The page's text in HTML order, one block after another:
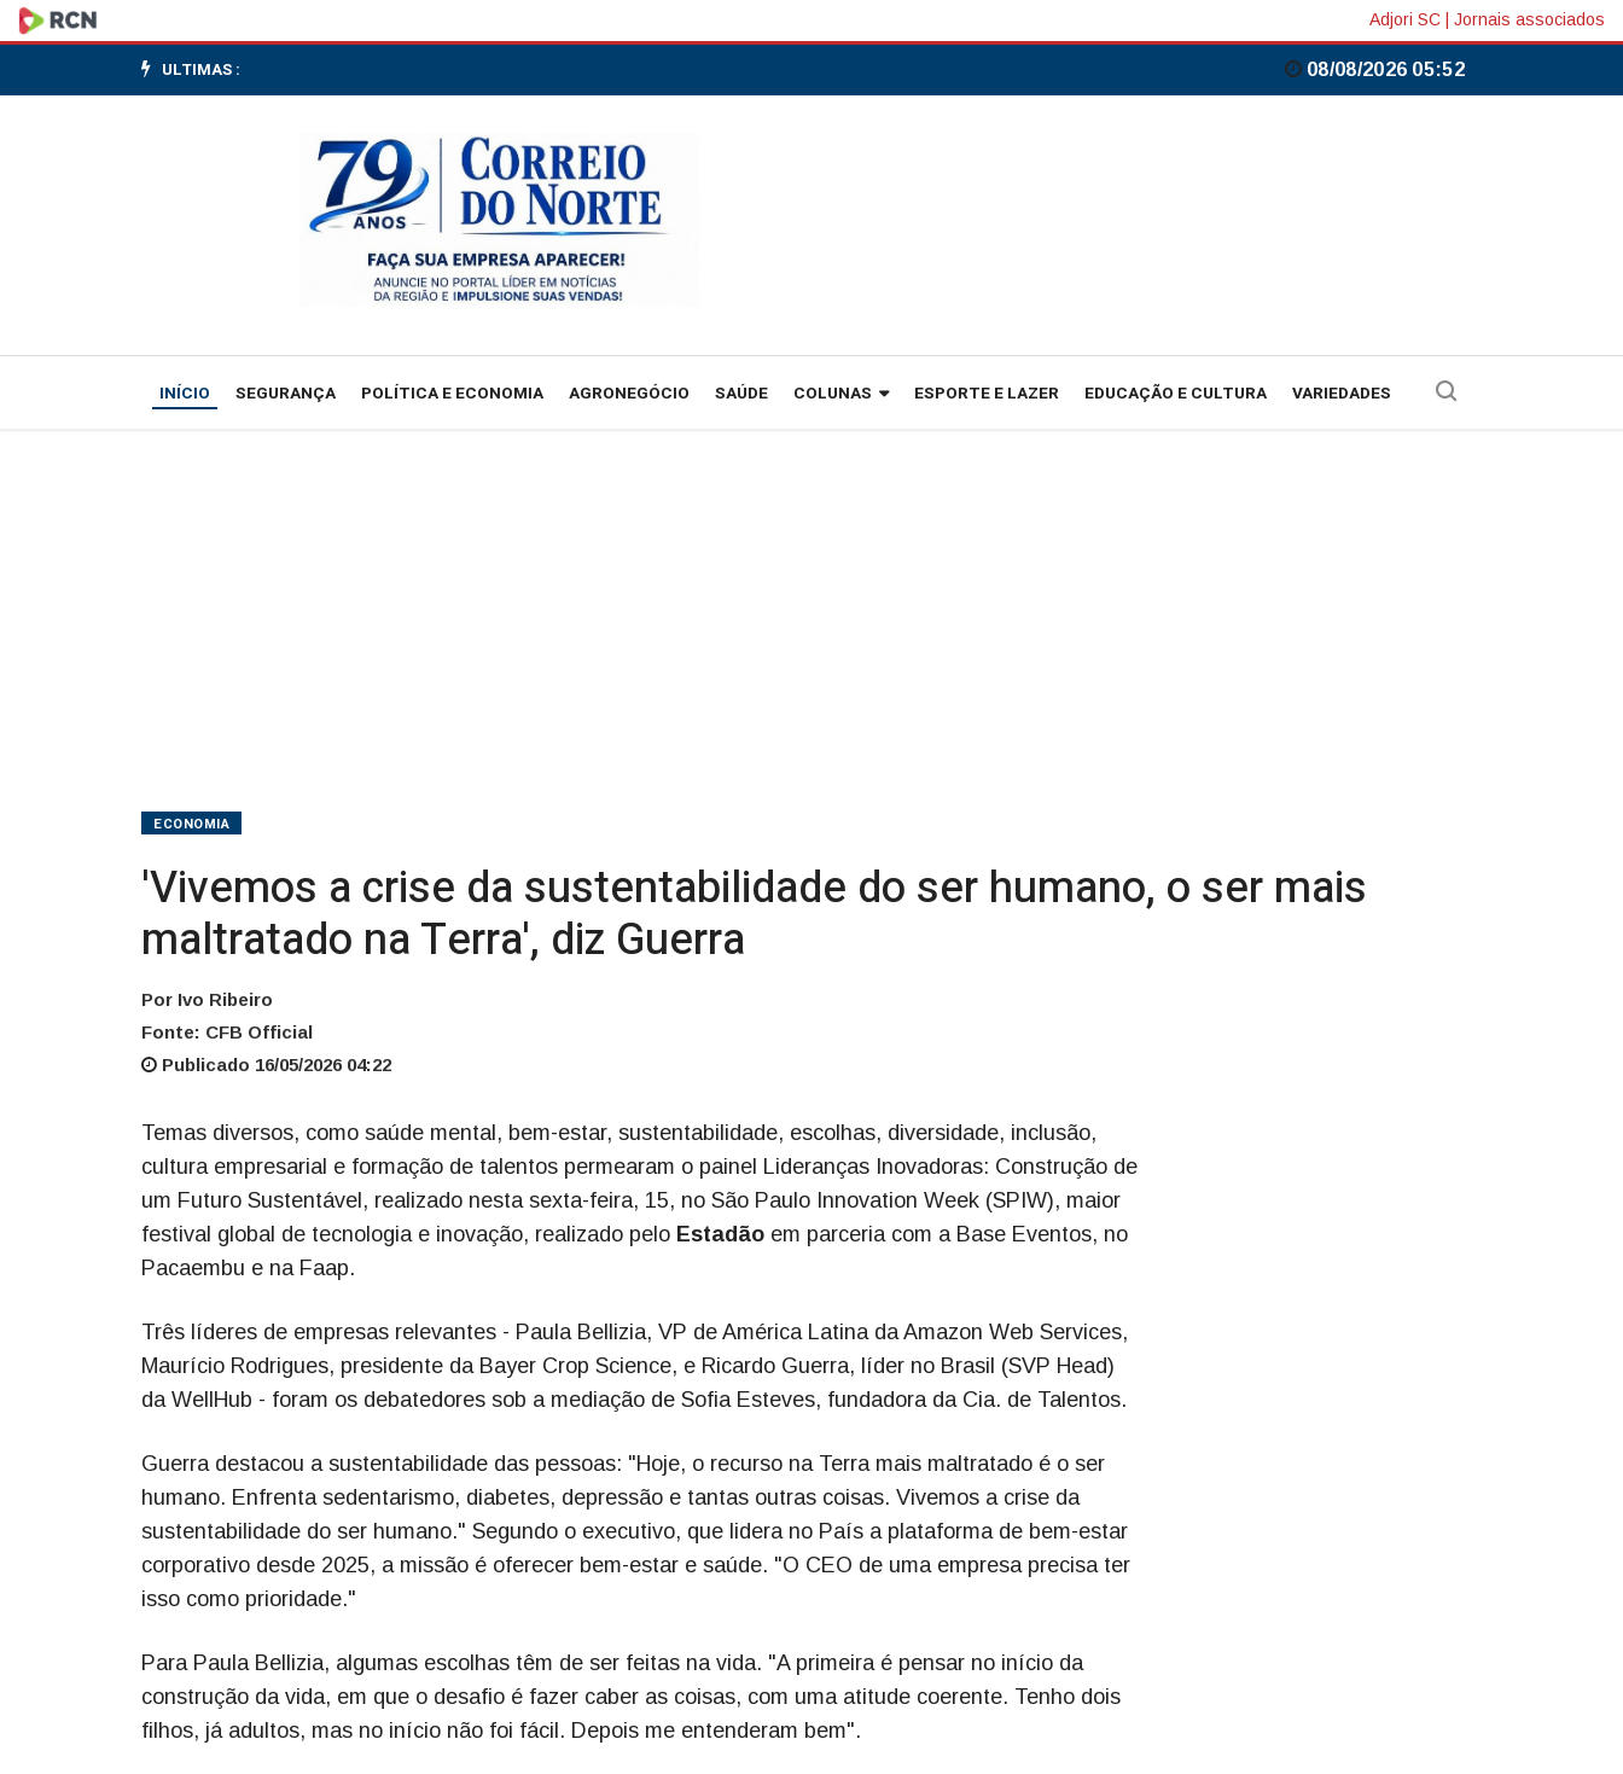
'Vivemos
a
sustentabilidade
ser
humano,
Adjori SC Jornais associados
ULTIMAS : 08/08/2026 05:52
INÍCIO SEGURANÇA POLÍTICA E ECONOMIA AGRONEGÓCIO SAÚDE COLUNAS ESPORTE E LAZER EDUCAÇÃO E CULTURA VARIEDADES
ECONOMIA
'Vivemos a crise da sustentabilidade do ser humano, o ser mais
maltratado na Terra', diz Guerra
Por Ivo Ribeiro
Fonte: CFB Official
Publicado 16/05/2026 04:22
Temas diversos, como saúde mental, bem-estar, sustentabilidade, escolhas, diversidade, inclusão,
cultura empresarial e formação de talentos permearam o painel Lideranças Inovadoras: Construção de
um Futuro Sustentável, realizado nesta sexta-feira, 15, no São Paulo Innovation Week (SPIW), maior
festival global de tecnologia e inovação, realizado pelo Estadão em parceria com a Base Eventos, no
Pacaembu e na Faap.
Três líderes de empresas relevantes - Paula Bellizia, VP de América Latina da Amazon Web Services,
Maurício Rodrigues, presidente da Bayer Crop Science, e Ricardo Guerra, líder no Brasil (SVP Head)
da WellHub - foram os debatedores sob a mediação de Sofia Esteves, fundadora da Cia. de Talentos.
Guerra destacou a sustentabilidade das pessoas: "Hoje, o recurso na Terra mais maltratado é o ser
humano. Enfrenta sedentarismo, diabetes, depressão e tantas outras coisas. Vivemos a crise da
sustentabilidade do ser humano." Segundo o executivo, que lidera no País a plataforma de bem-estar
corporativo desde 2025, a missão é oferecer bem-estar e saúde. "O CEO de uma empresa precisa ter
isso como prioridade."
Para Paula Bellizia, algumas escolhas têm de ser feitas na vida. "A primeira é pensar no início da
construção da vida, em que o desafio é fazer caber as coisas, com uma atitude coerente. Tenho dois
filhos, já adultos, mas no início não foi fácil. Depois me entenderam bem".